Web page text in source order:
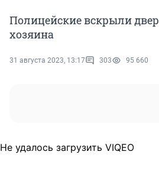
Полицейские вскрыли
хозяина
31 августа 2023, 13:17 303 95 660
Не удалось загрузить VIQEO